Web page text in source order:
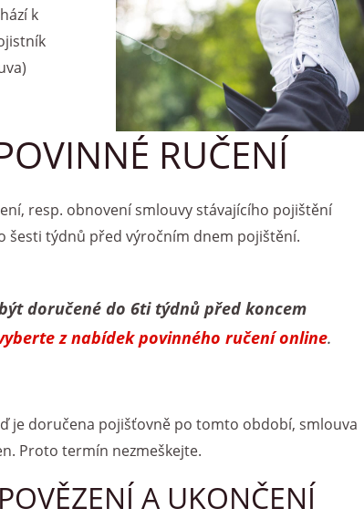
k
RUČENÍ
resp. obnovení smlouvy stávajícího pojištění
šesti týdnů před výročním dnem pojištění.
doručené do 6ti týdnů před koncem
z nabídek povinného ručení online.
je doručena pojišťovně po tomto období, smlouva
Proto termín nezmeškejte.
A UKONČENÍ